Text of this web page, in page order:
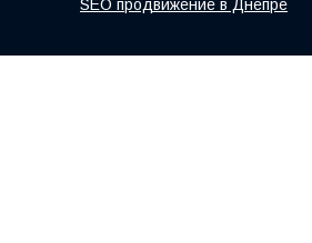
SEO продвижение в Днепре